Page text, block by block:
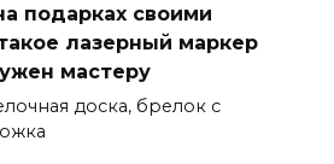
подарках своими
лазерный маркер
мастеру
доска, брелок с